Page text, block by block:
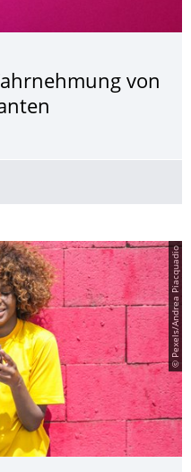
von
© Pexels/Andrea Piacquadio